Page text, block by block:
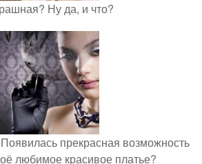
Ну да, и что?
прекрасная возможность
любимое красивое платье?